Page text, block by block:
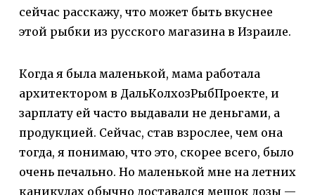
сейчас расскажу, что может быть вкуснее
этой рыбки из русского магазина в Израиле.
Когда я была маленькой, мама работала
архитектором в ДальКолхозРыбПроекте, и
зарплату ей часто выдавали не деньгами, а
продукцией. Сейчас, став взрослее, чем она
тогда, я понимаю, что это, скорее всего, было
очень печально. Но маленькой мне на летних
каникулах обычно доставался мешок дозы —